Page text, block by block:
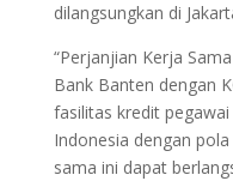
dilangsungkan di
“Perjanjian Kerja
Bank Banten dengan
fasilitas kredit
Indonesia dengan pola
sama ini dapat